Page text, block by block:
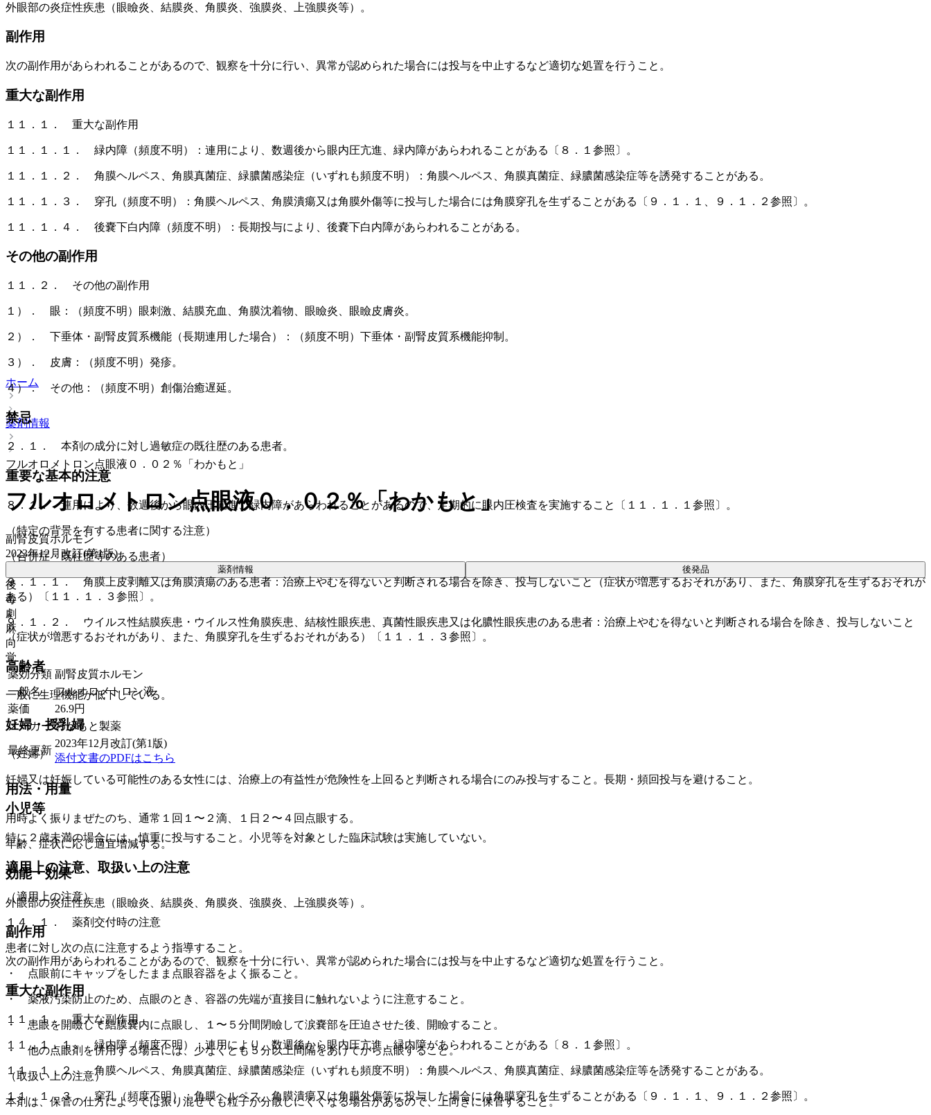
外眼部の炎症性疾患（眼瞼炎、結膜炎、角膜炎、強膜炎、上強膜炎等）。
副作用
次の副作用があらわれることがあるので、観察を十分に行い、異常が認められた場合には投与を中止するなど適切な処置を行うこと。
重大な副作用
１１．１． 重大な副作用
１１．１．１． 緑内障（頻度不明）：連用により、数週後から眼内圧亢進、緑内障があらわれることがある〔８．１参照〕。
１１．１．２． 角膜ヘルペス、角膜真菌症、緑膿菌感染症（いずれも頻度不明）：角膜ヘルペス、角膜真菌症、緑膿菌感染症等を誘発することがある。
１１．１．３． 穿孔（頻度不明）：角膜ヘルペス、角膜潰瘍又は角膜外傷等に投与した場合には角膜穿孔を生ずることがある〔９．１．１、９．１．２参照〕。
１１．１．４． 後嚢下白内障（頻度不明）：長期投与により、後嚢下白内障があらわれることがある。
その他の副作用
１１．２． その他の副作用
１）． 眼：（頻度不明）眼刺激、結膜充血、角膜沈着物、眼瞼炎、眼瞼皮膚炎。
２）． 下垂体・副腎皮質系機能（長期連用した場合）：（頻度不明）下垂体・副腎皮質系機能抑制。
３）． 皮膚：（頻度不明）発疹。
４）． その他：（頻度不明）創傷治癒遅延。
禁忌
２．１． 本剤の成分に対し過敏症の既往歴のある患者。
重要な基本的注意
８．１． 連用により、数週後から眼内圧亢進、緑内障があらわれることがあるので、定期的に眼内圧検査を実施すること〔１１．１．１参照〕。
（特定の背景を有する患者に関する注意）
（合併症・既往歴等のある患者）
９．１．１． 角膜上皮剥離又は角膜潰瘍のある患者：治療上やむを得ないと判断される場合を除き、投与しないこと（症状が増悪するおそれがあり、また、角膜穿孔を生ずるおそれが
ある）〔１１．１．３参照〕。
９．１．２． ウイルス性結膜疾患・ウイルス性角膜疾患、結核性眼疾患、真菌性眼疾患又は化膿性眼疾患のある患者：治療上やむを得ないと判断される場合を除き、投与しないこと
（症状が増悪するおそれがあり、また、角膜穿孔を生ずるおそれがある）〔１１．１．３参照〕。
高齢者
一般に生理機能が低下している。
妊婦・授乳婦
（妊婦）
妊婦又は妊娠している可能性のある女性には、治療上の有益性が危険性を上回ると判断される場合にのみ投与すること。長期・頻回投与を避けること。
小児等
特に２歳未満の場合には、慎重に投与すること。小児等を対象とした臨床試験は実施していない。
適用上の注意、取扱い上の注意
（適用上の注意）
１４．１． 薬剤交付時の注意
患者に対し次の点に注意するよう指導すること。
・ 点眼前にキャップをしたまま点眼容器をよく振ること。
・ 薬液汚染防止のため、点眼のとき、容器の先端が直接目に触れないように注意すること。
・ 患眼を開瞼して結膜嚢内に点眼し、１〜５分間閉瞼して涙嚢部を圧迫させた後、開瞼すること。
・ 他の点眼剤を併用する場合には、少なくとも５分以上間隔をあけてから点眼すること。
（取扱い上の注意）
本剤は、保管の仕方によっては振り混ぜても粒子が分散しにくくなる場合があるので、上向きに保管すること。
ホーム
薬剤情報
フルオロメトロン点眼液０．０２％「わかもと」
フルオロメトロン点眼液０．０２％「わかもと」
副腎皮質ホルモン
2023年12月改訂(第1版)
薬剤情報 後発品
後
毒
劇
麻
向
覚
薬効分類 副腎皮質ホルモン
一般名
フルオロメトロン液
薬価
26.9円
メーカー わかもと製薬
最終更新
2023年12月改訂(第1版)
添付文書のPDFはこちら
用法・用量
用時よく振りまぜたのち、通常１回１〜２滴、１日２〜４回点眼する。
年齢、症状に応じ適宜増減する。
効能・効果
外眼部の炎症性疾患（眼瞼炎、結膜炎、角膜炎、強膜炎、上強膜炎等）。
副作用
次の副作用があらわれることがあるので、観察を十分に行い、異常が認められた場合には投与を中止するなど適切な処置を行うこと。
重大な副作用
１１．１． 重大な副作用
１１．１．１． 緑内障（頻度不明）：連用により、数週後から眼内圧亢進、緑内障があらわれることがある〔８．１参照〕。
１１．１．２． 角膜ヘルペス、角膜真菌症、緑膿菌感染症（いずれも頻度不明）：角膜ヘルペス、角膜真菌症、緑膿菌感染症等を誘発することがある。
１１．１．３． 穿孔（頻度不明）：角膜ヘルペス、角膜潰瘍又は角膜外傷等に投与した場合には角膜穿孔を生ずることがある〔９．１．１、９．１．２参照〕。